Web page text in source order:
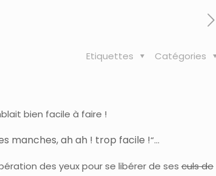
Catégories
Etiquettes
bien facile à faire !
manches, ah ah ! trop facile !“…
des yeux pour se libérer de sesculs de